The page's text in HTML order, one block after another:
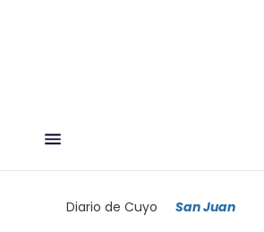
Diario de Cuyo San Juan